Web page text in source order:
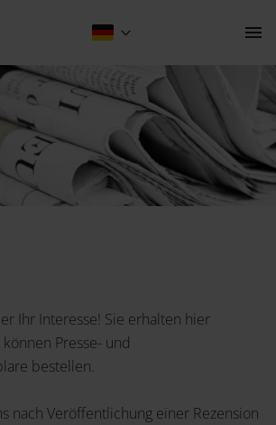
publizieren
Kontakt
Ihr Interesse! Sie erhalten hier
Presse- und
bestellen.
nach Veröffentlichung einer Rezension